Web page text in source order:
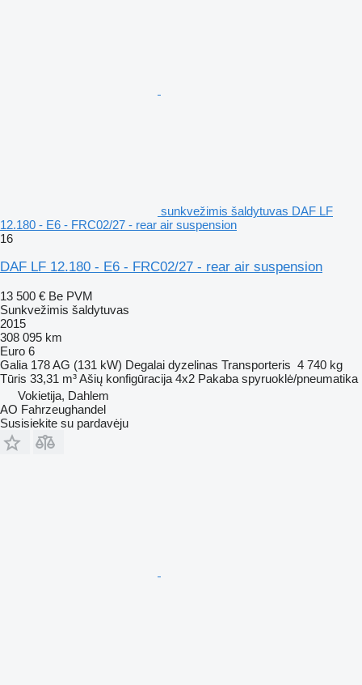
sunkvežimis šaldytuvas DAF LF
12.180 - E6 - FRC02/27 - rear air suspension
16
DAF LF 12.180 - E6 - FRC02/27 - rear air suspension
13 500 € Be PVM
Sunkvežimis šaldytuvas
2015
308 095 km
Euro 6
Galia 178 AG (131 kW) Degalai dyzelinas Transporteris 4 740 kg
Tūris 33,31 m³Ašių konfigūracija 4x2 Pakaba spyruoklė/pneumatika
Vokietija, Dahlem
AO Fahrzeughandel
Susisiekite su pardavėju